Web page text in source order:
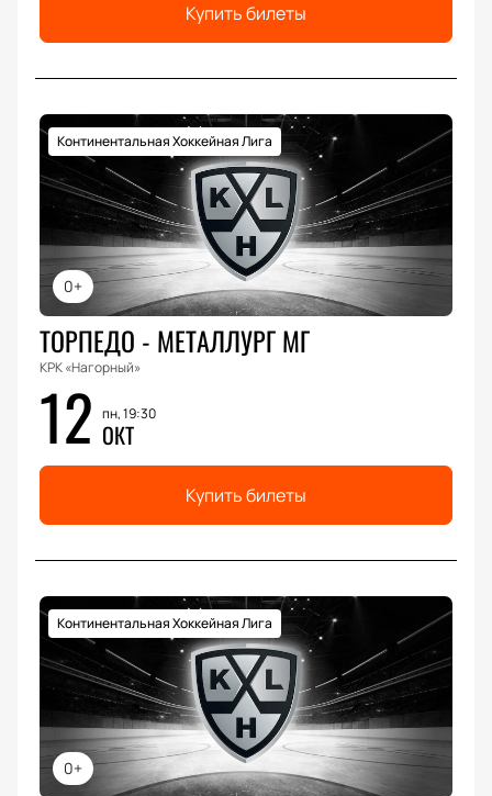
Купить билеты
0+
Континентальная Хоккейная Лига
ТОРПЕДО - МЕТАЛЛУРГ МГ
КРК «Нагорный»
12 пн, 19:30
ОКТ
Купить билеты
0+
Континентальная Хоккейная Лига